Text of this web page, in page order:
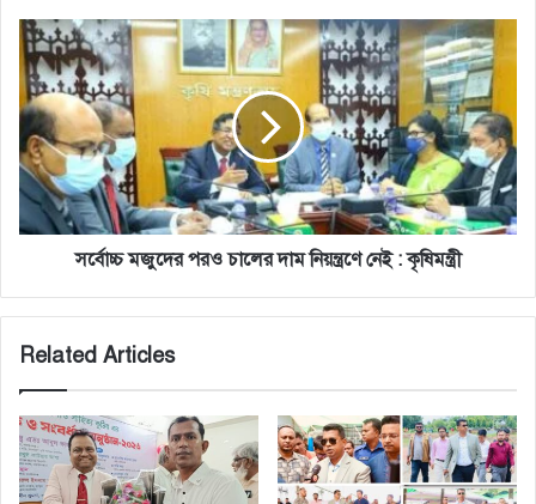
সর্বোচ্চ
মজুদের
পরও
চালের
দাম
নিয়ন্ত্রণে
নেই
কৃষিমন্ত্রী
সর্বোচ্চ মজুদের পরও চালের দাম নিয়ন্ত্রণে নেই : কৃষিমন্ত্রী
Related Articles